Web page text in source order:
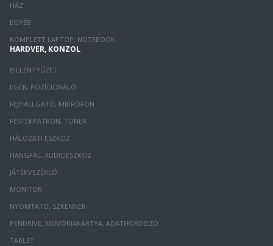
HÁZ
EGYÉB
KOMPLETT LAPTOP, NOTEBOOK
HARDVER, KONZOL
BILLENTYŰZET
EGÉR, POZÍCIONÁLÓ
FEJHALLGATÓ, MIKROFON
FESTÉKPATRON, TONER
HÁLÓZATI ESZKÖZ
HANGFAL, AUDIOESZKÖZ
JÁTÉKVEZÉRLŐ
MONITOR
NYOMTATÓ, SZKENNER
PENDRIVE, MEMÓRIAKÁRTYA, ADATHORDOZÓ
TABLET